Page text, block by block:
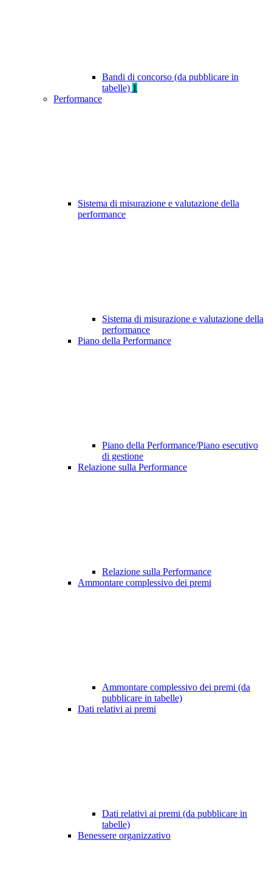
Bandi di concorso (da pubblicare in
tabelle) 1
Performance
Sistema di misurazione e valutazione della
performance
Sistema di misurazione e valutazione della
performance
Piano della Performance
Piano della Performance/Piano esecutivo
di gestione
Relazione sulla Performance
Relazione sulla Performance
Ammontare complessivo dei premi
Ammontare complessivo dei premi (da
pubblicare in tabelle)
Dati relativi ai premi
Dati relativi ai premi (da pubblicare in
tabelle)
Benessere organizzativo